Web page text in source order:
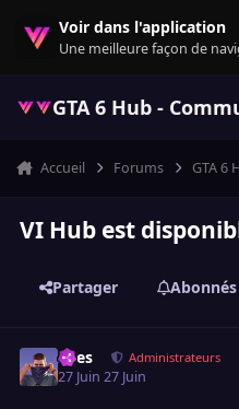
Voir dans l'application
Une meilleure façon de
GTA 6 Hub -
Accueil Forums GTA 6
VI Hub est
Partager Abonnés
Ilyes Administrateurs
27 Juin27 Juin